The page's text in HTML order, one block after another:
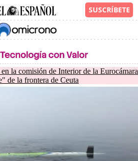
la comisión de Interior de la Eurocámara
de la frontera de Ceuta